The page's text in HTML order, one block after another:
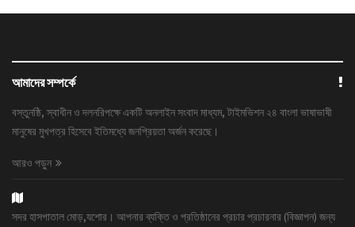
আমাদের সম্পর্কে
বস্তুনষ্ঠি, স্বাধীন ও দলনরিপক্ষে একটি অনলাইন সংবাদ মাধ্যম, টাইমভিশন ২৪ বাংলা ভাষাভাষী
মানুষের মুখপত্র হিসেবে ইতিমধ্যে জনপ্রিয়তা অর্জন করেছে।
আরও পড়ুন
সদর হাসপাতাল মোড়,যশোর। আপনার ব্যক্তি ও প্রতিষ্ঠানের প্রচার প্রচারনার (বিজ্ঞাপন) জন্য